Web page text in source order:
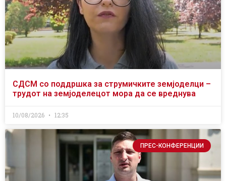
СДСМ со поддршка за струмичките земјоделци –
трудот на земјоделецот мора да се вреднува
10/08/2026 12:35
ПРЕС-КОНФЕРЕНЦИИ